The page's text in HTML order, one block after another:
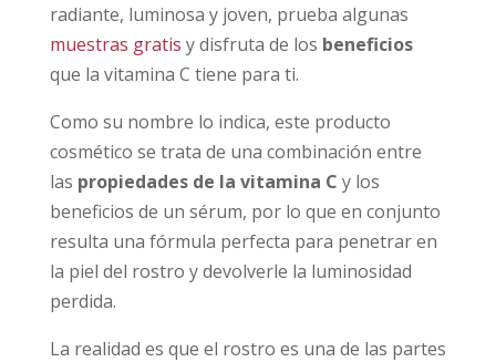
radiante, luminosa y joven, prueba algunas
muestras gratis y disfruta de los beneficios
que la vitamina C tiene para ti.
Como su nombre lo indica, este producto
cosmético se trata de una combinación entre
las propiedades de la vitamina C y los
beneficios de un sérum, por lo que en conjunto
resulta una fórmula perfecta para penetrar en
la piel del rostro y devolverle la luminosidad
perdida.
La realidad es que el rostro es una de las partes